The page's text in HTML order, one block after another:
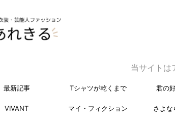
当サイトは
最新記事 Tシャツが乾くまで 君の
VIVANT マイ・フィクション さよな